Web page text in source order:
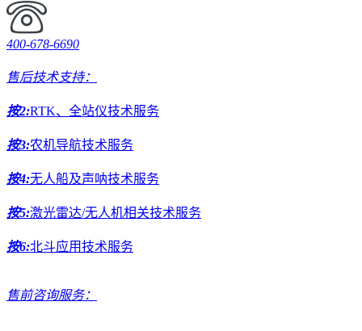
400-678-6690
售后技术支持：
按2:RTK、全站仪技术服务
按3:农机导航技术服务
按4:无人船及声呐技术服务
按5:激光雷达/无人机相关技术服务
按6:北斗应用技术服务
售前咨询服务：